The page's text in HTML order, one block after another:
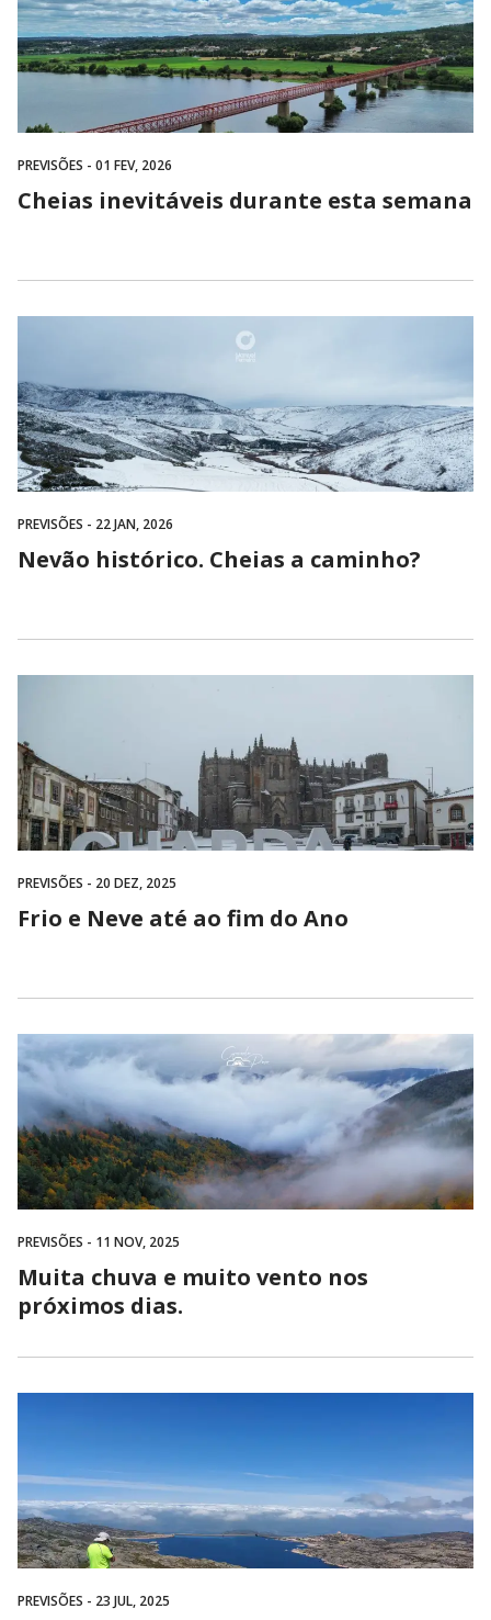
PREVISÕES - 01 FEV, 2026
Cheias inevitáveis durante esta semana
PREVISÕES - 22 JAN, 2026
Nevão histórico. Cheias a caminho?
PREVISÕES - 20 DEZ, 2025
Frio e Neve até ao fim do Ano
PREVISÕES - 11 NOV, 2025
Muita chuva e muito vento nos
próximos dias.
PREVISÕES - 23 JUL, 2025